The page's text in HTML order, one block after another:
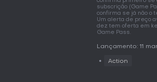
subscrição (Game
confirma se já não o
Um alerta de preço
dez tem oferta em
Game Pass.
Lançamento: 11
Action